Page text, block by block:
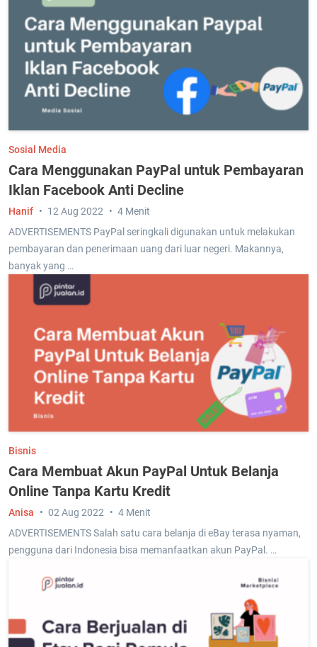
Sosial Media
Cara Menggunakan PayPal untuk Pembayaran
Iklan Facebook Anti Decline
ADVERTISEMENTS PayPal seringkali digunakan untuk melakukan
pembayaran dan penerimaan uang dari luar negeri. Makannya,
banyak yang …
Hanif 12 Aug 2022 4 Menit
Bisnis
Cara Membuat Akun PayPal Untuk Belanja
Online Tanpa Kartu Kredit
ADVERTISEMENTS Salah satu cara belanja di eBay terasa nyaman,
pengguna dari Indonesia bisa memanfaatkan akun PayPal. …
Anisa 02 Aug 2022 4 Menit